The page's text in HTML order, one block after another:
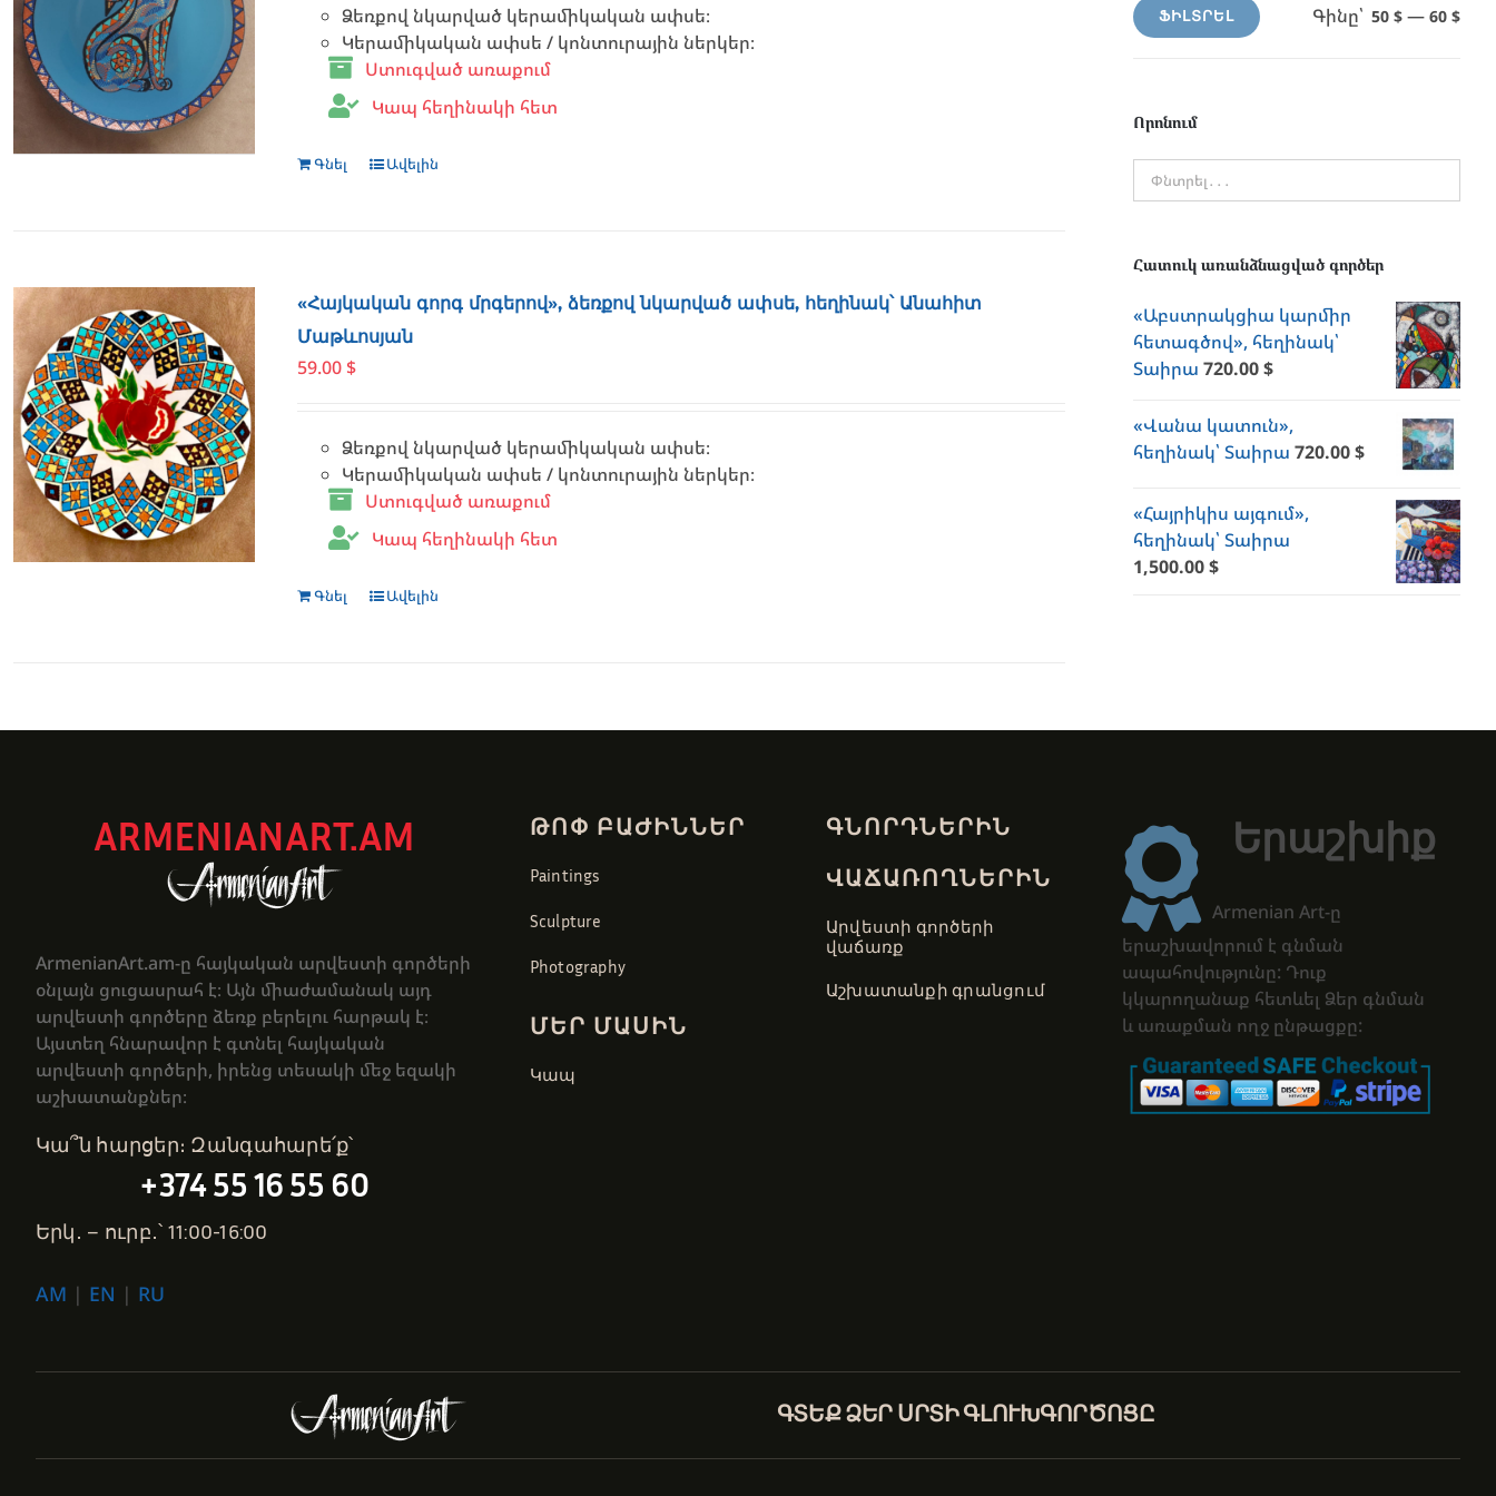
Ձեռքով նկարված կերամիկական ափսե։
Կերամիկական ափսե / կոնտուրային ներկեր։
Ստուգված առաքում
Կապ հեղինակի հետ
Գնել Ավելին
«Հայկական գորգ մրգերով», ձեռքով նկարված ափսե, հեղինակ՝ Անահիտ
Մաթևոսյան
59.00 $
Ձեռքով նկարված կերամիկական ափսե։
Կերամիկական ափսե / կոնտուրային ներկեր։
Ստուգված առաքում
Կապ հեղինակի հետ
Գնել Ավելին
Min
MaxՖԻԼՏՐԵԼ Գինը՝ 50 $ — 60 $
Որոնում
Հատուկ առանձնացված գործեր
«Աբստրակցիա կարմիր
հետագծով», հեղինակ՝
Տաիրա 720.00$
«Վանա կատուն»,
հեղինակ՝ Տաիրա 720.00$
«Հայրիկիս այգում»,
հեղինակ՝ Տաիրա
1,500.00$
ARMENIANART.AM
ArmenianArt.am-ը հայկական արվեստի գործերի
օնլայն ցուցասրահ է։ Այն միաժամանակ այդ
արվեստի գործերը ձեռք բերելու հարթակ է։
Այստեղ հնարավոր է գտնել հայկական
արվեստի գործերի, իրենց տեսակի մեջ եզակի
աշխատանքներ։
Կա՞ն հարցեր։ Զանգահարե՛ք՝
+374 55 16 55 60
Երկ․ – ուրբ․՝ 11:00-16:00
AM | EN | RU
ԹՈՓ ԲԱԺԻՆՆԵՐ
Paintings
Sculpture
Photography
ՄԵՐ ՄԱՍԻՆ
Կապ
ԳՆՈՐԴՆԵՐԻՆ
ՎԱՃԱՌՈՂՆԵՐԻՆ
Արվեստի գործերի
վաճառք
Աշխատանքի գրանցում
Երաշխիք
Armenian Art-ը
երաշխավորում է գնման
ապահովությունը: Դուք
կկարողանաք հետևել Ձեր գնման
և առաքման ողջ ընթացքը:
ԳՏԵՔ ՁԵՐ ՍՐՏԻ ԳԼՈՒԽԳՈՐԾՈՑԸ